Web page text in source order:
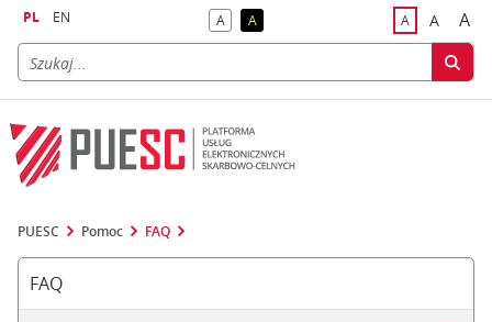
PL EN Akontrast domyślny
Akontrast żółty tekst na czarnym tle
Adomyślna
A A
PUESC Pomoc FAQ
FAQ